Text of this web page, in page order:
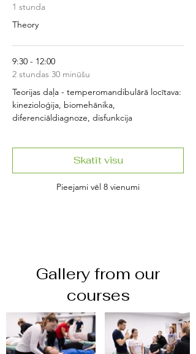
1 stunda
Theory
9:30 - 12:00
2 stundas 30 minūšu
Teorijas daļa - temperomandibulārā locītava:
kinezioloģija, biomehānika,
diferenciāldiagnoze, disfunkcija
Pieejami vēl 8 vienumi
Skatīt visu
Gallery from our
courses